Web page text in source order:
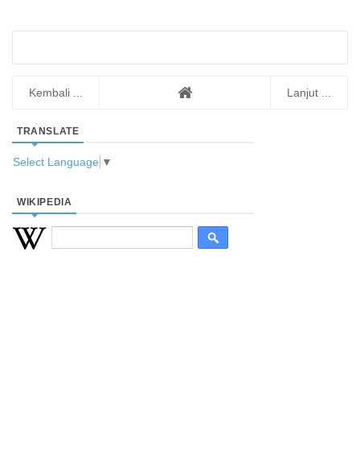
Kembali ... Lanjut ...
TRANSLATE
Select Language ▼
WIKIPEDIA